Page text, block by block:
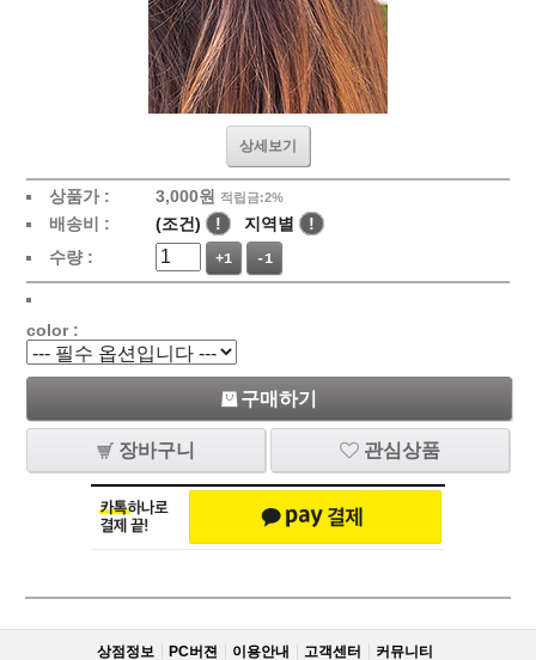
상세보기
상품가 : 3,000원 적립금:2%
배송비 : (조건) ! 지역별
!
수량 :
+1 -1
color :
구매하기
장바구니 관심상품
상점정보 PC버젼 이용안내 고객센터 커뮤니티